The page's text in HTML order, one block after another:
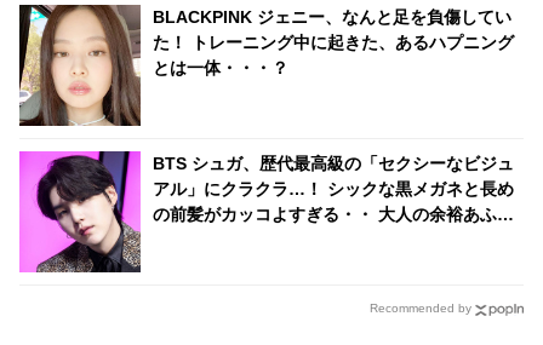
BLACKPINK ジェニー、なんと足を負傷してい
た！ トレーニング中に起きた、あるハプニング
とは一体・・・？
BTS シュガ、歴代最高級の「セクシーなビジュ
アル」にクラクラ…！ シックな黒メガネと長め
の前髪がカッコよすぎる・・ 大人の余裕あふれ
Recommended by